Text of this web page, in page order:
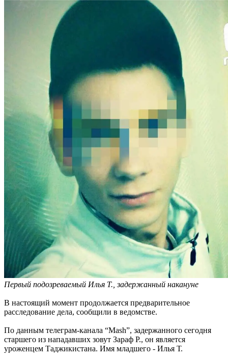
Первый подозреваемый Илья Т., задержанный накануне
В настоящий момент продолжается предварительное
расследование дела, сообщили в ведомстве.
По данным телеграм-канала “Mash”, задержанного сегодня
старшего из нападавших зовут Зараф Р., он является
уроженцем Таджикистана. Имя младшего - Илья Т.